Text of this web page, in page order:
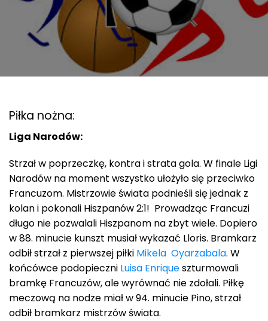
Piłka nożna:
Liga Narodów:
Strzał w poprzeczkę, kontra i strata gola. W finale Ligi
Narodów na moment wszystko ułożyło się przeciwko
Francuzom. Mistrzowie świata podnieśli się jednak z
kolan i pokonali Hiszpanów 2:1! Prowadząc Francuzi
długo nie pozwalali Hiszpanom na zbyt wiele. Dopiero
w 88. minucie kunszt musiał wykazać Lloris. Bramkarz
odbił strzał z pierwszej piłki Mikela Oyarzabala. W
końcówce podopieczni Luisa Enriqueszturmowali
bramkę Francuzów, ale wyrównać nie zdołali. Piłkę
meczową na nodze miał w 94. minucie Pino, strzał
odbił bramkarz mistrzów świata.